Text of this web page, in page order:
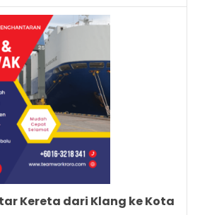
Kereta dari Klang ke Kota